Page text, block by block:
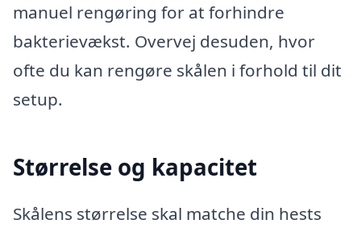
manuel rengøring for at forhindre
bakterievækst. Overvej desuden, hvor
ofte du kan rengøre skålen i forhold til dit
setup.
Størrelse og kapacitet
Skålens størrelse skal matche din hests